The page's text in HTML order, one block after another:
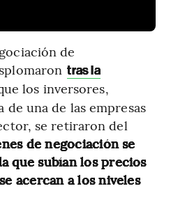
de
tras la
los inversores,
de una de las empresas
se retiraron del
de negociación se
que subían los precios
acercan a los niveles